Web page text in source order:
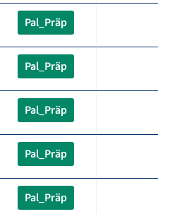
Pal_Präp
Pal_Präp
Pal_Präp
Pal_Präp
Pal_Präp